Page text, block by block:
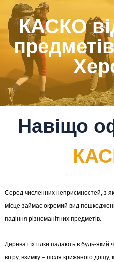
КАСКО
Навіщо
Серед численних неприємностей, з
місце займає окремий вид
падіння різноманітних предметів.
Дерева і їх гілки падають в будь-який
вітру, взимку – після крижаного